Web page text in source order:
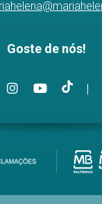
Goste de nós!
Link
Facebook
Link
Instagram
Link
de
Youtube
Link
de
|